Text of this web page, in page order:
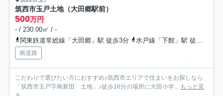
筑西市玉戸土地（大田郷駅前）
500万円
- / 230.00㎡ / -
関東鉄道常総線「大田郷」駅 徒歩3分
水戸線「下館」駅 徒歩51分
南道路
こだわりで選びたい方におすすめ♪筑西市エリアで住まいをお探しなら
「筑西市玉戸字南新田 土地」♪徒歩16分の場所に大田小学... もっと見